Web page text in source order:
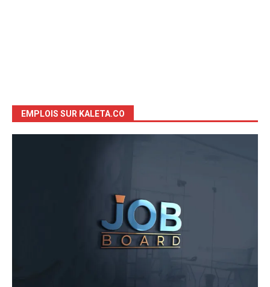
EMPLOIS SUR KALETA.CO